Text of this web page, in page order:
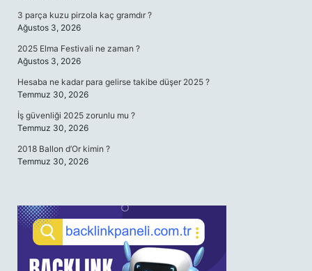
3 parça kuzu pirzola kaç gramdır ?
Ağustos 3, 2026
2025 Elma Festivali ne zaman ?
Ağustos 3, 2026
Hesaba ne kadar para gelirse takibe düşer 2025 ?
Temmuz 30, 2026
İş güvenliği 2025 zorunlu mu ?
Temmuz 30, 2026
2018 Ballon d’Or kimin ?
Temmuz 30, 2026